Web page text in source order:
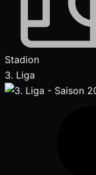
Stadion
3. Liga